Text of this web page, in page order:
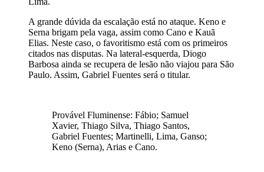
A grande dúvida da escalação está no ataque. Keno e
Serna brigam pela vaga, assim como Cano e Kauã
Elias. Neste caso, o favoritismo está com os primeiros
citados nas disputas. Na lateral-esquerda, Diogo
Barbosa ainda se recupera de lesão não viajou para São
Paulo. Assim, Gabriel Fuentes será o titular.
Provável Fluminense: Fábio; Samuel
Xavier, Thiago Silva, Thiago Santos,
Gabriel Fuentes; Martinelli, Lima, Ganso;
Keno (Serna), Arias e Cano.